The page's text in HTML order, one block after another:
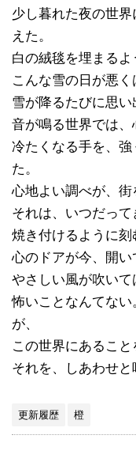
少し暮れた夜の世
えた。
白の絨毯を埋まる
こんな雪の日が悪く
雪が降るたびに思い
音が鳴る世界では、
冷たくなる手を、
た。
心地よい調べが、街
それは、いつだって
焼き付けるように刻
心のドアが今、開い
やさしい風が吹いて
怖いことなんてな
が、
この世界にあること
それを、しあわせと
更新履歴 橙